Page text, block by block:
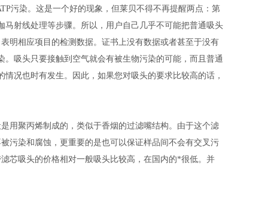
污染。这是一个好的现象，但莱贝不得不再提醒两点：第
射线处理等步骤。所以，用户自己几乎不可能把普通吸头
明相应项目的检测数据。证书上没有数据或者甚至于没有
吸头只要接触到空气就会有被生物污染的可能，而且普通
况也时有发生。因此，如果您对吸头的要求比较高的话，
用聚丙烯制成的，类似于香烟的过滤嘴结构。由于这个滤
污染和腐蚀，更重要的是也可以保证样品间不会有交叉污
芯吸头的价格相对一般吸头比较高，在国内的*很低。并